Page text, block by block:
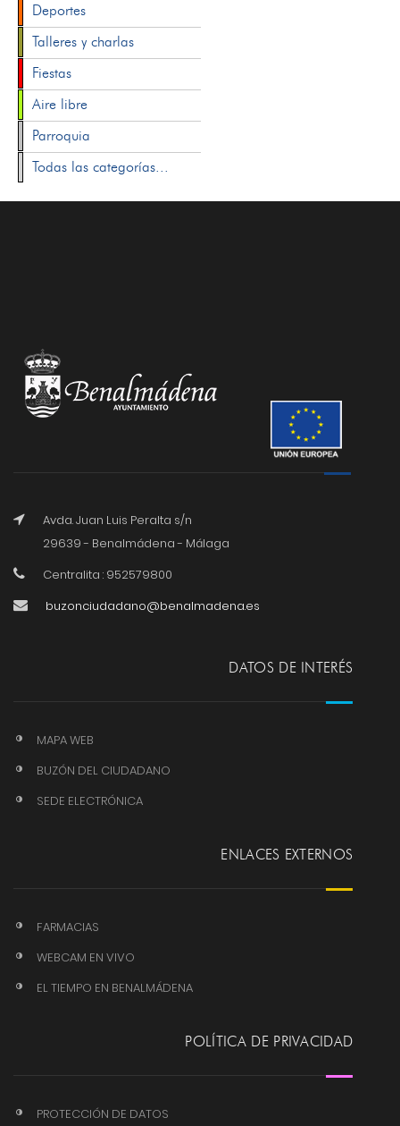
Deportes
Talleres y charlas
Fiestas
Aire libre
Parroquia
Todas las categorías...
Avda. Juan Luis Peralta s/n
29639 - Benalmádena - Málaga
Centralita : 952579800
buzonciudadano@benalmadena.es
DATOS DE INTERÉS
MAPA WEB
BUZÓN DEL CIUDADANO
SEDE ELECTRÓNICA
ENLACES EXTERNOS
FARMACIAS
WEBCAM EN VIVO
EL TIEMPO EN BENALMÁDENA
POLÍTICA DE PRIVACIDAD
PROTECCIÓN DE DATOS